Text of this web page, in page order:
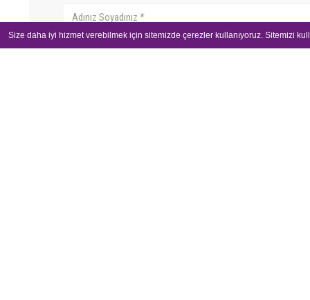
Size daha iyi hizmet verebilmek için sitemizde çerezler kullanıyoruz. Sitemizi